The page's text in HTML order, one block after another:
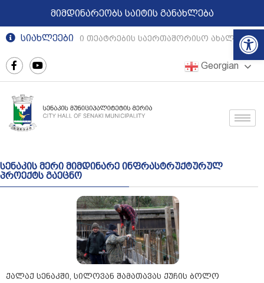
მიმდინარეობს საიტის განახლება
სიახლეები
რეგიონული თეატრების საერთაშორისო
Georgian
სენაკის მერი მიმდინარე ინფრასტრუქტურულ
პროექტს გაეცნო
ქალაქ სენაკში, სილოვან შამათავას ქუჩის ბოლო